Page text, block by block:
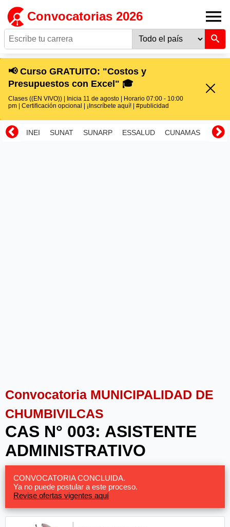
Convocatorias 2026
📢 Curso GRATUITO: "Costos y
Presupuestos con Excel" 🎓
Clases ((EN VIVO)) | Inicia 11 de agosto | Horario 07:00 - 10:00
pm | Certificación opcional | ¡Inscríbete aquí! | #publicidad
INEI SUNAT SUNARP ESSALUD CUNAMAS
Convocatoria MUNICIPALIDAD DE
CHUMBIVILCAS
CAS N° 003: ASISTENTE
ADMINISTRATIVO
CONVOCATORIA CONCLUIDA.
Ya no puede postular a este proceso.
Revise ofertas vigentes aquí